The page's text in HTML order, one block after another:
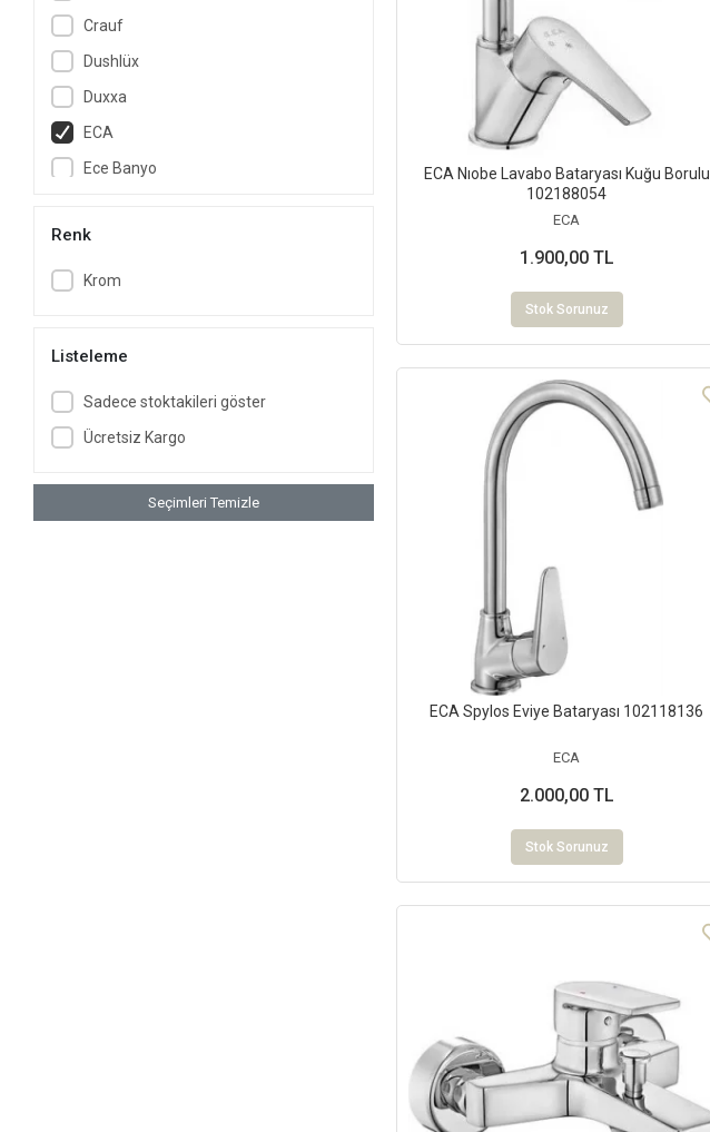
Crauf
Dushlüx
Duxxa
ECA
Ece Banyo
GL General
GPD
Lucco
Penta
Radiva
Renk
Krom
Listeleme
Sadece stoktakileri göster
Ücretsiz Kargo
Seçimleri Temizle
ECA Nıobe Lavabo Bataryası Kuğu Borulu
102188054
ECA
1.900,00 TL
Stok Sorunuz
ECA Spylos Eviye Bataryası 102118136
ECA
2.000,00 TL
Stok Sorunuz